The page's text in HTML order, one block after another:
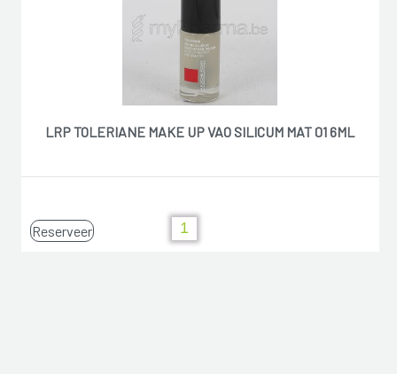
LRP TOLERIANE MAKE UP VAO SILICUM MAT 01 6ML
Reserveer